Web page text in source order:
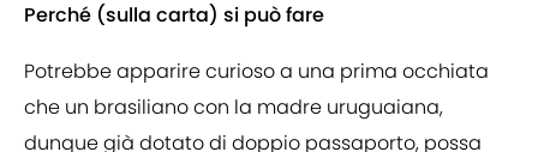
Perché (sulla carta) si può fare
Potrebbe apparire curioso a una prima occhiata
che un brasiliano con la madre uruguaiana,
dunque già dotato di doppio passaporto, possa